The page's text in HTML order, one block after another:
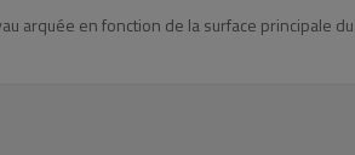
arquée en fonction de la surface principale du